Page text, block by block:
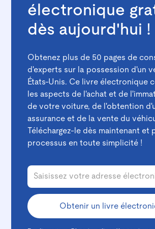
électronique
dès aujourd'hui !
Obtenez plus de 50 pages de
d'experts sur la possession d'un
États-Unis. Ce livre électronique
les aspects de l'achat et de
de votre voiture, de l'obtention
assurance et de la vente du
Téléchargez-le dès maintenant et
processus en toute simplicité !